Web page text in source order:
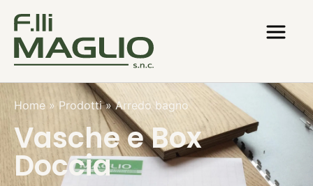
Home » Prodotti»Arredo bagno
Vasche e Box
Doccia